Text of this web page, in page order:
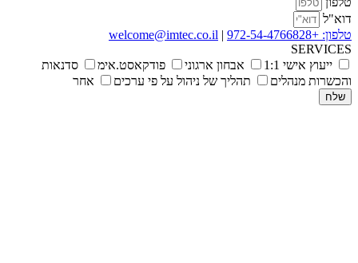
דוא"ל
טלפון: +972-54-4766828
|
welcome@imtec.co.il
SERVICES
ייעוץ אישי 1:1
אבחון ארגוני פודקאסט.אימ
סדנאות
והכשרות מנהלים
תהליך של ניהול על פי ערכים אחר
שלח